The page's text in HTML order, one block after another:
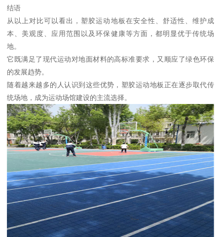
结语
从以上对比可以看出，塑胶运动地板在安全性、舒适性、维护成
本、美观度、应用范围以及环保健康等方面，都明显优于传统场
地。
它既满足了现代运动对地面材料的高标准要求，又顺应了绿色环保
的发展趋势。
随着越来越多的人认识到这些优势，塑胶运动地板正在逐步取代传
统场地，成为运动场馆建设的主流选择。